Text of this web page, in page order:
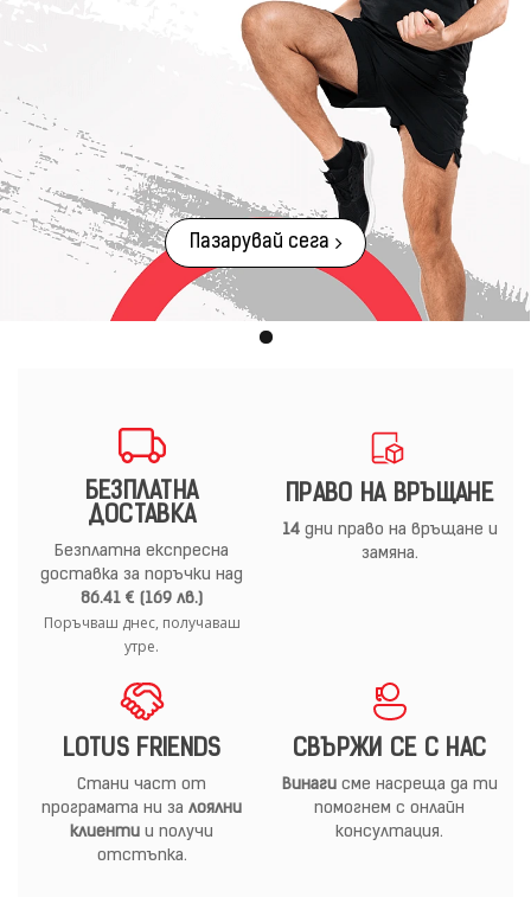
Пазарувай сега
БЕЗПЛАТНА
ДОСТАВКА
Безплатна експресна
доставка за поръчки над
86.41 € (169 лв.)
Поръчваш днес, получаваш
утре.
ПРАВО НА ВРЪЩАНЕ
14дни право на връщане и
замяна.
LOTUS FRIENDS
Стани част от
програмата ни за лоялни
клиенти и получи
отстъпка.
СВЪРЖИ СЕ С НАС
Винагисме насреща да ти
помогнем с онлайн
консултация.